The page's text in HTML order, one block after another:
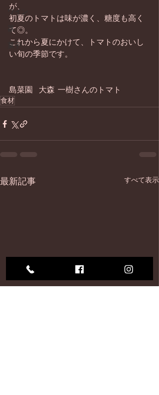
ワイン
器
菓子
が、
初夏のトマトは味が濃く、糖度も高く
て◎。
これから夏にかけて、トマトのおいし
い旬の季節です。
島菜園  大森 一樹さんのトマト
食材
最新記事 すべて表示